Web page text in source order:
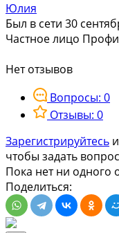
Юлия
Был в сети 30
Частное лицо
Нет отзывов
Вопросы: 0
Отзывы: 0
Зарегистрируйтесь
чтобы задать
Пока нет ни одного
Поделиться: